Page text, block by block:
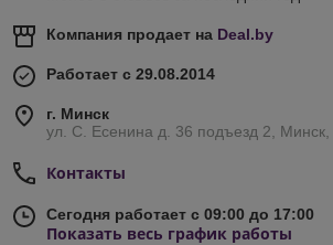
Компания продает на Deal.by
Работает с 29.08.2014
г. Минск
ул. С. Есенина д. 36 подъезд 2, Минск,
Контакты
Сегодня работает с 09:00 до 17:00
Показать весь график работы